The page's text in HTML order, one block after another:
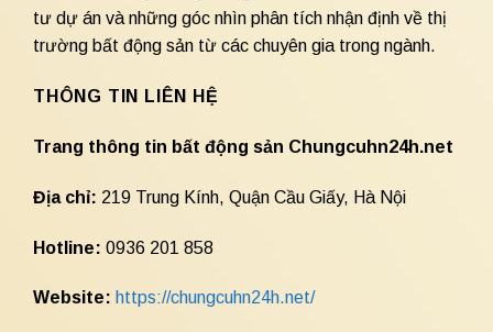
tư dự án và những góc nhìn phân tích nhận định về thị
trường bất động sản từ các chuyên gia trong ngành.
THÔNG TIN LIÊN HỆ
Trang thông tin bất động sản Chungcuhn24h.net
Địa chỉ: 219 Trung Kính, Quận Cầu Giấy, Hà Nội
Hotline: 0936 201 858
Website: https://chungcuhn24h.net/